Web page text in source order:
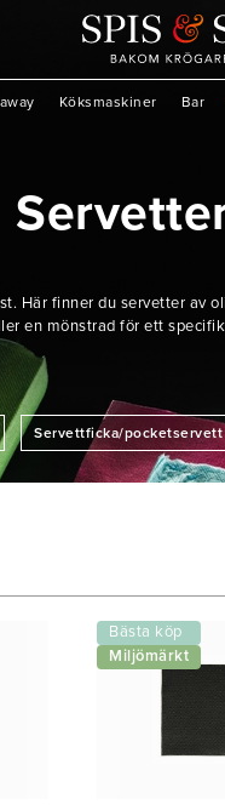
Köksmaskiner Bar
Här finner du servetter
en mönstrad för ett
Servettficka/pocketservett
Bästa köp
Miljömärkt